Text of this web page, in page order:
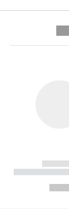
-----------